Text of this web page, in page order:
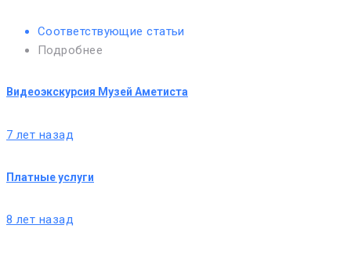
Соответствующие статьи
Подробнее
Видеоэкскурсия Музей Аметиста
7 лет назад
Платные услуги
8 лет назад